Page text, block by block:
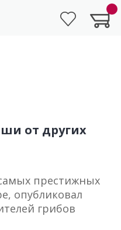
от других
престижных
опубликовал
грибов